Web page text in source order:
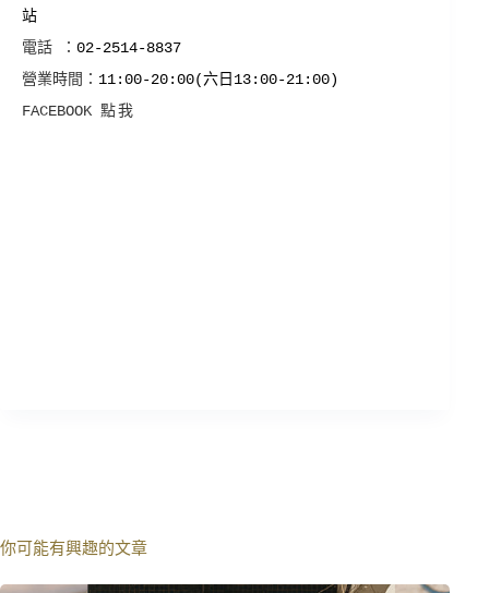
站
電話 ： 02-2514-8837
營業時間： 11:00-20:00(六日13:00-21:00)
FACEBOOK 點我
你可能有興趣的文章